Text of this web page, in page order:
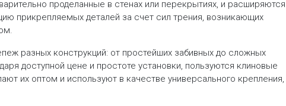
проделанные в стенах или перекрытиях, и расширяются
прикрепляемых деталей за счет сил трения, возникающих
разных конструкций: от простейших забивных до сложных
доступной цене и простоте установки, пользуются клиновые
их оптом и используют в качестве универсального крепления,